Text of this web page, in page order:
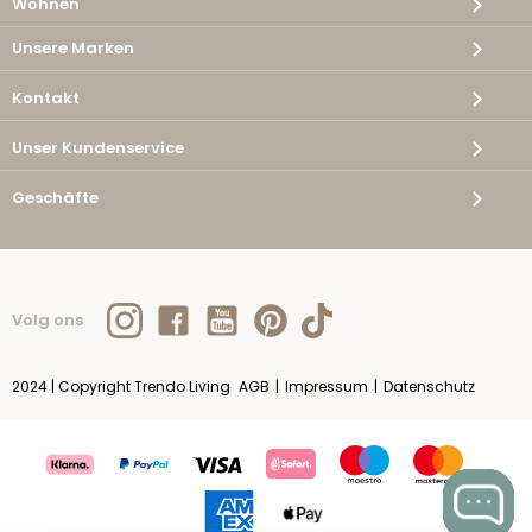
Unsere Marken
Kontakt
Unser Kundenservice
Geschäfte
Volg ons
2024 | Copyright Trendo Living AGB | Impressum | Datenschutz